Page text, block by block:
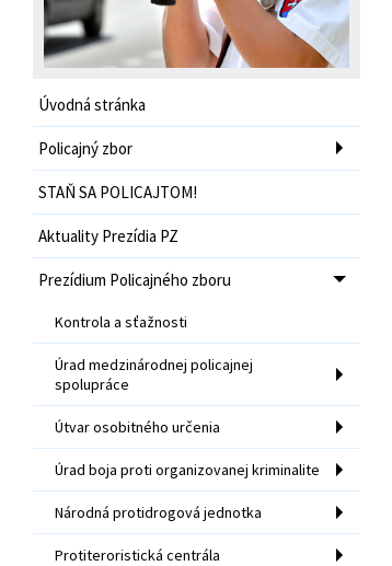
Úvodná stránka
Policajný zbor
STAŇ SA POLICAJTOM!
Aktuality Prezídia PZ
Prezídium Policajného zboru
Kontrola a sťažnosti
Úrad medzinárodnej policajnej
spolupráce
Útvar osobitného určenia
Úrad boja proti organizovanej kriminalite
Národná protidrogová jednotka
Protiteroristická centrála